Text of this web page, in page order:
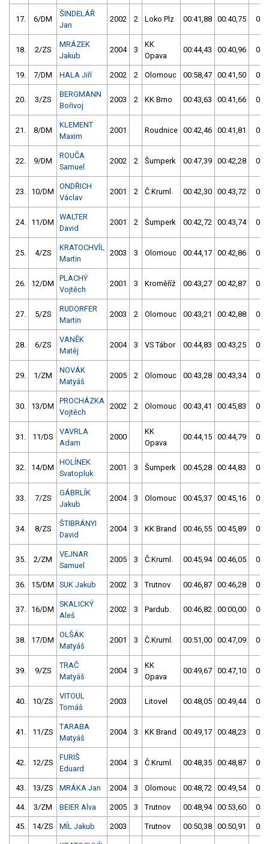
17. 6/DM
ŠINDELÁŘ
Jan
2002 2 Loko Plz 00:41,88 00:40,75
18. 2/ZS
MRÁZEK
Jakub
2004 3
KK
Opava
00:44,43 00:40,96
19. 7/DM HALA Jiří 2002 2 Olomouc 00:58,47 00:41,50
20. 3/ZS
BERGMANN
Bořivoj
2003 2 KK Brno 00:43,63 00:41,66
21. 8/DM
KLEMENT
Maxim
2001 Roudnice 00:42,46 00:41,81
22. 9/DM
ROUČA
Samuel
2002 2 Šumperk 00:47,39 00:42,28
23. 10/DM
ONDŘICH
Václav
2001 2 Č.Kruml. 00:42,30 00:43,72
24. 11/DM
WALTER
David
2001 2 Šumperk 00:42,72 00:43,74
25. 4/ZS
KRATOCHVÍL
Martin
2003 3 Olomouc 00:44,17 00:42,86
26. 12/DM
PLACHÝ
Vojtěch
2001 3 Kroměříž 00:43,27 00:42,87
27. 5/ZS
RUDORFER
Martin
2003 2 Olomouc 00:43,21 00:42,88
28. 6/ZS
VANĚK
Matěj
2004 3 VS Tábor 00:44,83 00:43,25
29. 1/ZM
NOVÁK
Matyáš
2005 2 Olomouc 00:43,28 00:43,34
30. 13/DM
PROCHÁZKA
Vojtěch
2002 2 Olomouc 00:43,41 00:45,83
31. 11/DS
VAVRLA
Adam
2000
KK
Opava
00:44,15 00:44,79
32. 14/DM
HOLÍNEK
Svatopluk
2001 3 Šumperk 00:45,28 00:44,83
33. 7/ZS
GÁBRLÍK
Jakub
2004 3 Olomouc 00:45,37 00:45,16
34. 8/ZS
ŠTIBRÁNYI
David
2004 3 KK Brand 00:46,55 00:45,89
35. 2/ZM
VEJNAR
Samuel
2005 3 Č.Kruml. 00:45,94 00:46,05
36. 15/DM SUK Jakub 2002 3 Trutnov 00:46,87 00:46,28
37. 16/DM
SKALICKÝ
Aleš
2002 3 Pardub. 00:46,82 00:00,00
38. 17/DM
OLŠÁK
Matyáš
2001 3 Č.Kruml. 00:51,00 00:47,09
39. 9/ZS
TRAČ
Matyáš
2004 3
KK
Opava
00:49,67 00:47,10
40. 10/ZS
VITOUL
Tomáš
2003 Litovel 00:48,05 00:49,44
41. 11/ZS
TARABA
Matyáš
2004 3 KK Brand 00:49,17 00:48,23
42. 12/ZS
FURIŠ
Eduard
2004 3 Č.Kruml. 00:48,35 00:48,87
43. 13/ZS MRÁKA Jan 2004 3 Olomouc 00:48,72 00:49,54
44. 3/ZM BEIER Alva 2005 3 Trutnov 00:48,94 00:53,60
45. 14/ZS MÍL Jakub 2003 Trutnov 00:50,38 00:50,91